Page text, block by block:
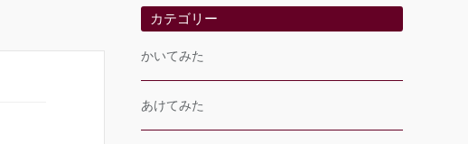
カテゴリー
かいてみた
あけてみた